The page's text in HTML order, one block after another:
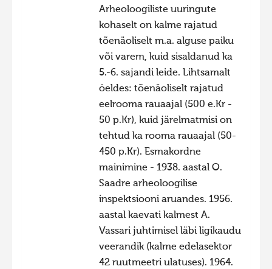
Arheoloogiliste uuringute
kohaselt on kalme rajatud
tõenäoliselt m.a. alguse paiku
või varem, kuid sisaldanud ka
5.-6. sajandi leide. Lihtsamalt
öeldes: tõenäoliselt rajatud
eelrooma rauaajal (500 e.Kr -
50 p.Kr), kuid järelmatmisi on
tehtud ka rooma rauaajal (50-
450 p.Kr). Esmakordne
mainimine - 1938. aastal O.
Saadre arheoloogilise
inspektsiooni aruandes. 1956.
aastal kaevati kalmest A.
Vassari juhtimisel läbi ligikaudu
veerandik (kalme edelasektor
42 ruutmeetri ulatuses). 1964.